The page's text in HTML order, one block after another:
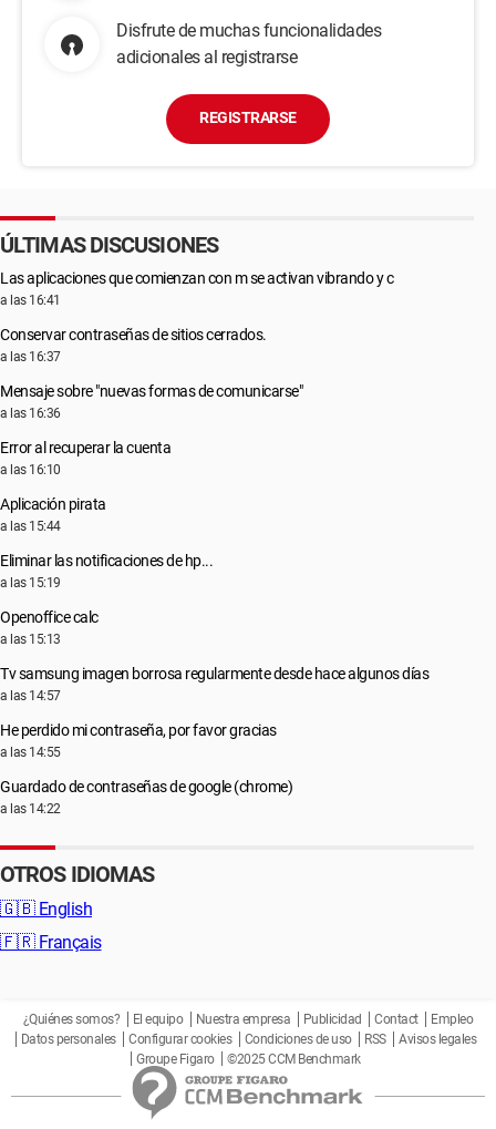
Disfrute de muchas funcionalidades
adicionales al registrarse
REGISTRARSE
ÚLTIMAS DISCUSIONES
Las aplicaciones que comienzan con m se activan vibrando y c
a las 16:41
Conservar contraseñas de sitios cerrados.
a las 16:37
Mensaje sobre "nuevas formas de comunicarse"
a las 16:36
Error al recuperar la cuenta
a las 16:10
Aplicación pirata
a las 15:44
Eliminar las notificaciones de hp...
a las 15:19
Openoffice calc
a las 15:13
Tv samsung imagen borrosa regularmente desde hace algunos días
a las 14:57
He perdido mi contraseña, por favor gracias
a las 14:55
Guardado de contraseñas de google (chrome)
a las 14:22
OTROS IDIOMAS
🇬🇧 English
🇫🇷 Français
¿Quiénes somos? El equipo Nuestra empresa Publicidad Contact
Empleo
Datos personales
Configurar cookies Condiciones de uso RSS
Avisos legales
Groupe Figaro
©2025 CCM Benchmark